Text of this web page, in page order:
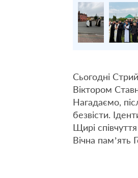
Сьогодні
Віктором
Нагадаємо,
безвісти.
Щирі
Вічна пам’ять